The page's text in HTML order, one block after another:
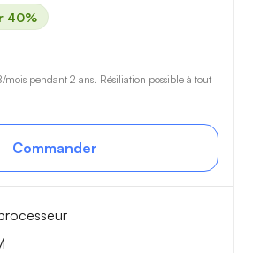
40%
/mois pendant 2 ans. Résiliation possible à tout
Commander